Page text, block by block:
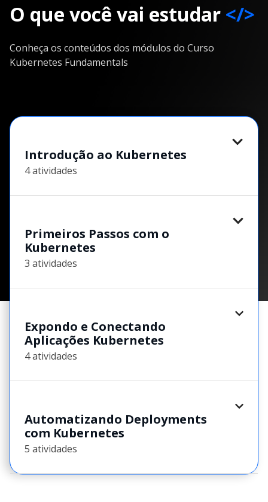
O que você vai estudar </>
Conheça os conteúdos dos módulos do Curso
Kubernetes Fundamentals
Introdução ao Kubernetes
4 atividades
Primeiros Passos com o
Kubernetes
3 atividades
Expondo e Conectando
Aplicações Kubernetes
4 atividades
Automatizando Deployments
com Kubernetes
5 atividades